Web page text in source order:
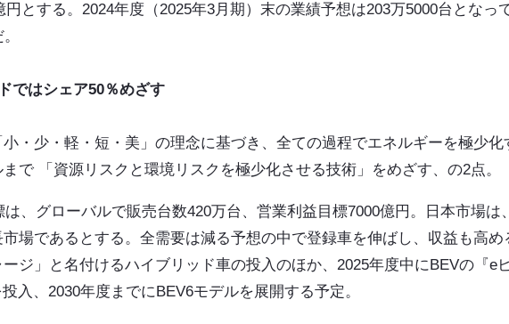
円とする。2024年度（2025年3月期）末の業績予想は203万5000台となっ
ではシェア50％めざす
・少・軽・短・美」の理念に基づき、全ての過程でエネルギーを極少化
で 「資源リスクと環境リスクを極少化させる技術」をめざす、の2点。
は、グローバルで販売台数420万台、営業利益目標7000億円。日本市場は
場であるとする。全需要は減る予想の中で登録車を伸ばし、収益も高め
ジ」と名付けるハイブリッド車の投入のほか、2025年度中にBEVの『e
入、2030年度までにBEV6モデルを展開する予定。